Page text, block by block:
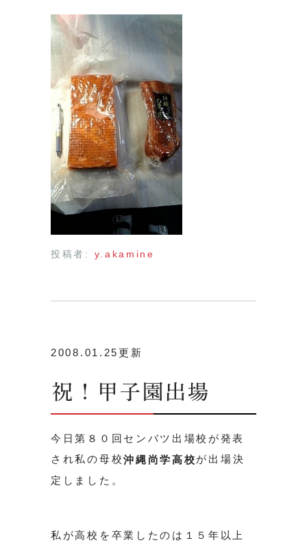
投稿者: y.akamine
2008.01.25更新
祝！甲子園出場
今日第８０回センバツ出場校が発表
され私の母校沖縄尚学高校が出場決
定しました。
私が高校を卒業したのは１５年以上